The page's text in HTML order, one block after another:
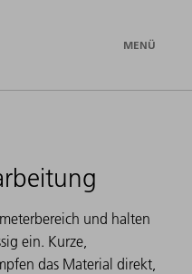
MENÜ
und halten
ein. Kurze,
das Material direkt,